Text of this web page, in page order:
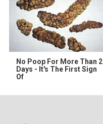
No Poop For More Than 2
Days - It's The First Sign
Of